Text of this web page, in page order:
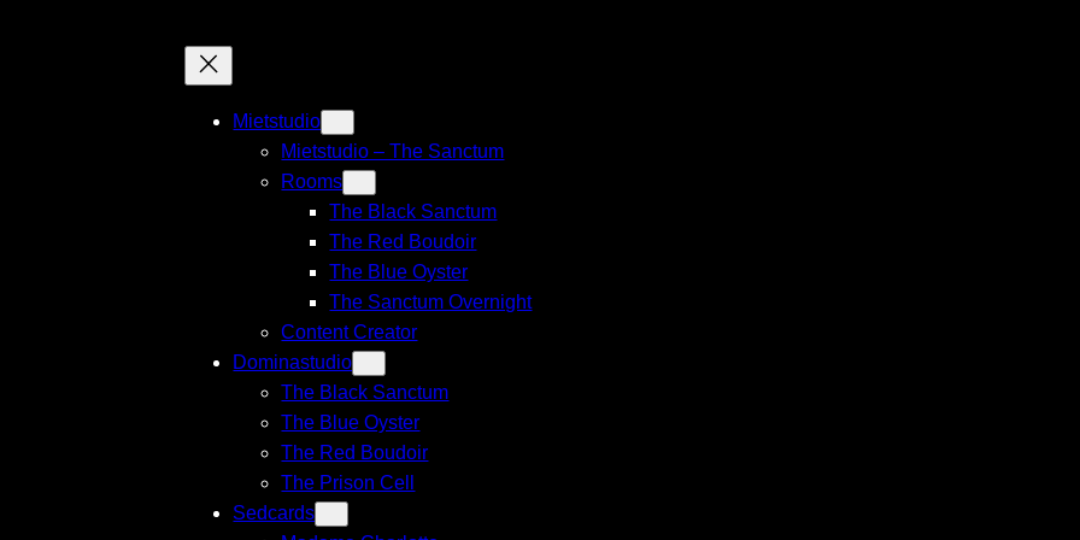
Mietstudio
Mietstudio – The Sanctum
Rooms
The Black Sanctum
The Red Boudoir
The Blue Oyster
The Sanctum Overnight
Content Creator
Dominastudio
The Black Sanctum
The Blue Oyster
The Red Boudoir
The Prison Cell
Sedcards